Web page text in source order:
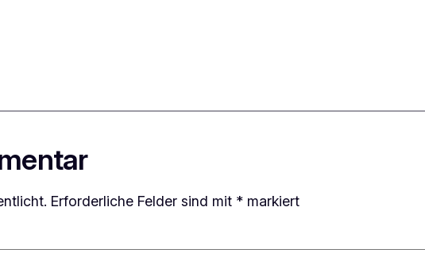
Erforderliche Felder sind mit * markiert